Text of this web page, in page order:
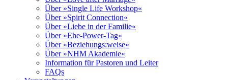
Über »Single Life Workshop«
Über »Spirit Connection«
Über »Liebe in der Familie«
Über »Ehe-Power-Tag«
Über »Beziehungs:weise«
Über »NHM Akademie«
Information für Pastoren und Leiter
FAQs